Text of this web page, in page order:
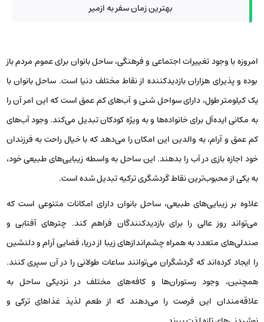
بهترین زمان سفر به ازمیر
امروزه با وجود تغییرات اجتماعی و فرهنگی، ساحل بانوان برای عموم مردم باز
بوده و پذیرای هزاران بازدیدکننده از نقاط مختلف دنیا است. ساحل بانوان با
یک کیلومتر طول، دارای سواحل شنی و آب‌های کم عمق است که این امر آن را
به مکانی ایده‌آل برای خانواده‌ها و به ویژه کودکان تبدیل می‌کند. وجود آب‌های
کم عمق و آرام، به والدین این امکان را می‌دهد که با خیال راحت به فرزندان
خود اجازه بازی در آب را بدهند. این ساحل به واسطه زیبایی‌های طبیعی‌ خود،
به یکی از محبوب‌ترین نقاط گردشگری ترکیه تبدیل شده است.
علاوه بر زیبایی‌های طبیعی، ساحل بانوان دارای امکانات متنوعی است که
می‌تواند روز عالی را برای بازدیدکنندگان فراهم کند. چترهای آفتابی و
صندلی‌های متعدد به همراه چشم‌اندازهای زیبا از دریا، فضایی آرام و دلنشین
را ایجاد کرده‌اند که گردشگران می‌توانند ساعات طولانی را در آن سپری کنند.
همچنین، وجود رستوران‌ها و کافه‌های مختلف در نزدیکی ساحل به
علاقه‌مندان این فرصت را می‌دهند که از طعم لذیذ غذاهای ترکی و